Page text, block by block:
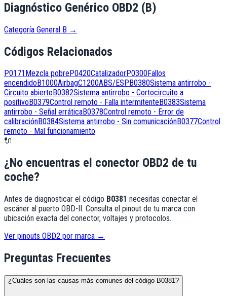
Diagnóstico Genérico OBD2 (B)
Categoría General B →
Códigos Relacionados
P0171 Mezcla pobre P0420CatalizadorP0300 Fallos
encendido B1000AirbagC1200ABS/ESP B0380Sistema antirrobo -
Circuito abierto B0382Sistema antirrobo - Cortocircuito a
positivo B0379Control remoto - Falla intermitente B0383Sistema
antirrobo - Señal erráticaB0378Control remoto - Error de
calibraciónB0384Sistema antirrobo - Sin comunicaciónB0377Control
remoto - Mal funcionamiento
🔌
¿No encuentras el conector OBD2 de tu
coche?
Antes de diagnosticar el código B0381 necesitas conectar el
escáner al puerto OBD-II. Consulta el pinout de tu marca con
ubicación exacta del conector, voltajes y protocolos.
Ver pinouts OBD2 por marca →
Preguntas Frecuentes
¿Cuáles son las causas más comunes del código B0381?